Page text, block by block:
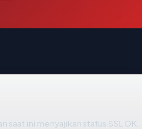
ini menyajikan status SSL OK.